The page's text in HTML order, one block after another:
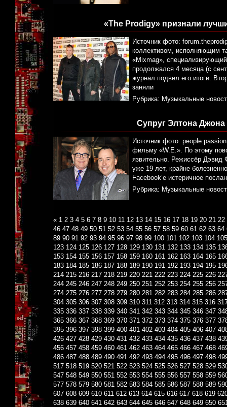
«The Prodigy» признали
Источник фото:
коллективом, исполняющим
«Mixmag»,
продолжался 4 месяца (с
журнал подвел его итоги.
заняли
Рубрика: Музыкальные
Супруг Элтона
Источник фото:
фильму «W.E.». По этому
язвительно. Режиссёр Дэвид
уже 19 лет, крайне
Facebook’е истеричное
Рубрика: Музыкальные
« 1 2 3 4 5 6 7 8 9 10 11 12 13 14 15 16 17 18 19 20 21 22
46 47 48 49 50 51 52 53 54 55 56 57 58 59 60 61 62 63 64
89 90 91 92 93 94 95 96 97 98 99 100 101 102 103 104 105
123 124 125 126 127 128 129 130 131 132 133 134 135
153 154 155 156 157 158 159 160 161 162 163 164 165
183 184 185 186 187 188 189 190 191 192 193 194 195
214 215 216 217 218 219 220 221 222 223 224 225 226
244 245 246 247 248 249 250 251 252 253 254 255 256
274 275 276 277 278 279 280 281 282 283 284 285 286
304 305 306 307 308 309 310 311 312 313 314 315 316
335 336 337 338 339 340 341 342 343 344 345 346 347
365 366 367 368 369 370 371 372 373 374 375 376 377
395 396 397 398 399 400 401 402 403 404 405 406 407
426 427 428 429 430 431 432 433 434 435 436 437 438
456 457 458 459 460 461 462 463 464 465 466 467 468
486 487 488 489 490 491 492 493 494 495 496 497 498
517 518 519 520 521 522 523 524 525 526 527 528 529
547 548 549 550 551 552 553 554 555 556 557 558 559
577 578 579 580 581 582 583 584 585 586 587 588 589
607 608 609 610 611 612 613 614 615 616 617 618 619
638 639 640 641 642 643 644 645 646 647 648 649 650